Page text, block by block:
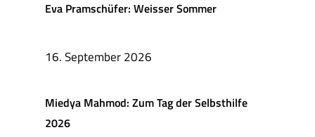
Eva Pramschüfer: Weisser Sommer
16. September 2026
Miedya Mahmod: Zum Tag der Selbsthilfe
2026